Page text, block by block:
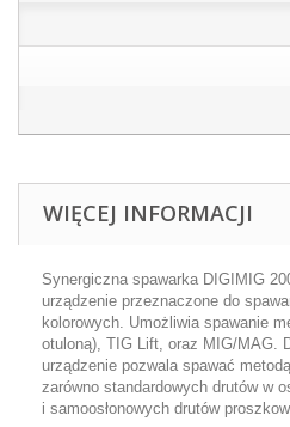
WIĘCEJ INFORMACJI
Synergiczna spawarka DIGIMIG
urządzenie przeznaczone do
kolorowych. Umożliwia spawanie
otuloną), TIG Lift, oraz MIG/MAG.
urządzenie pozwala spawać
zarówno standardowych drutów w
i samoosłonowych drutów